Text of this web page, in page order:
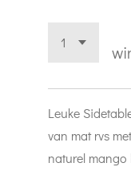
Leuke
van mat rvs
naturel